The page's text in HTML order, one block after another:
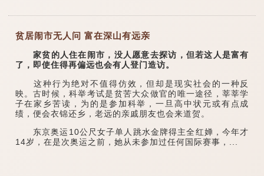
贫居闹市无人问 富在深山有远亲
家贫的人住在闹市，没人愿意去探访，但若这人是富有
了，即使住得再偏远也会有人登门造访。
这种行为绝对不值得仿效，但却是现实社会的一种反
映。古时候，科举考试是贫苦大众做官的唯一途径，莘莘学
子在家乡苦读，为的是参加科举，一旦高中状元或有点成
绩，便会衣锦还乡，老远的亲戚朋友也会来道贺。
东京奥运10公尺女子单人跳水金牌得主全红婵，今年才
14岁，在是次奥运之前，她从未参加过任何国际赛事，...